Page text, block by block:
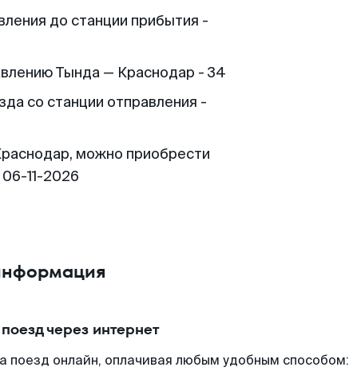
до станции прибытия -
Тында — Краснодар - 34
со станции отправления -
можно приобрести
11-2026
через интернет
поезд онлайн, оплачивая любым удобным способом: